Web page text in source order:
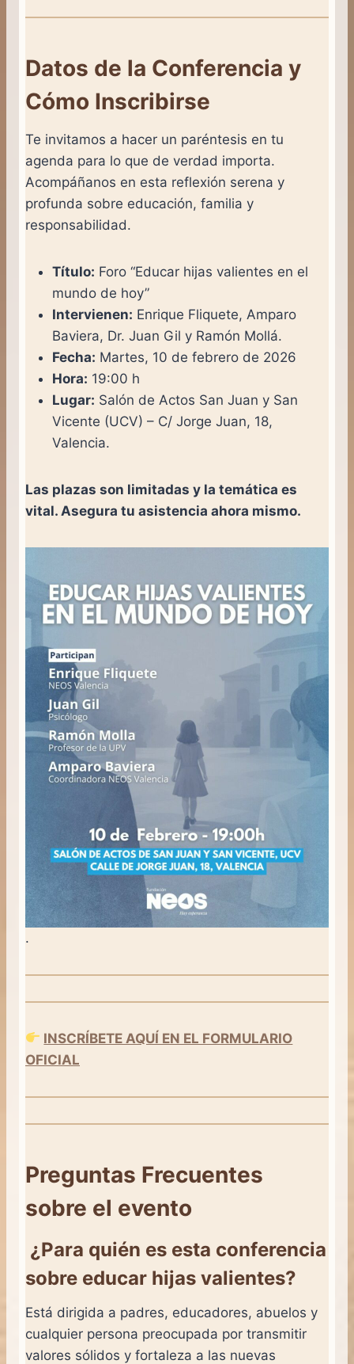
Datos de la Conferencia y
Cómo Inscribirse
Te invitamos a hacer un paréntesis en tu
agenda para lo que de verdad importa.
Acompáñanos en esta reflexión serena y
profunda sobre educación, familia y
responsabilidad.
Título: Foro “Educar hijas valientes en el
mundo de hoy”
Intervienen: Enrique Fliquete, Amparo
Baviera, Dr. Juan Gil y Ramón Mollá.
Fecha: Martes, 10 de febrero de 2026
Hora: 19:00 h
Lugar: Salón de Actos San Juan y San
Vicente (UCV) – C/ Jorge Juan, 18,
Valencia.
Las plazas son limitadas y la temática es
vital. Asegura tu asistencia ahora mismo.
.
INSCRÍBETE AQUÍ EN EL FORMULARIO
OFICIAL
Preguntas Frecuentes
sobre el evento
¿Para quién es esta conferencia
sobre educar hijas valientes?
Está dirigida a padres, educadores, abuelos y
cualquier persona preocupada por transmitir
valores sólidos y fortaleza a las nuevas